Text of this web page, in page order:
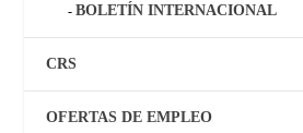
BOLETÍN INTERNACIONAL
CRS
OFERTAS DE EMPLEO